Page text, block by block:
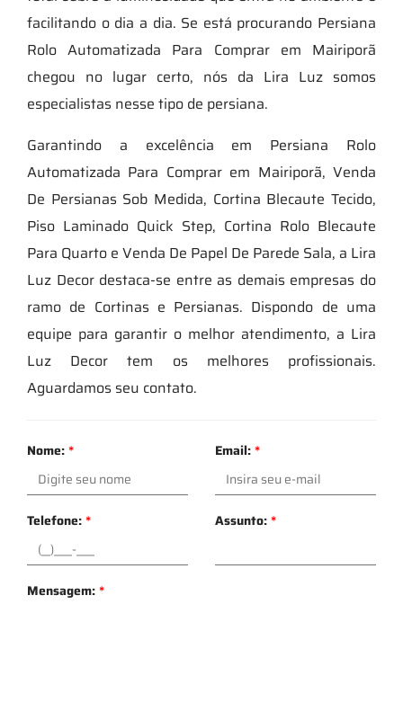
facilitando o dia a dia. Se está procurando Persiana
Rolo Automatizada Para Comprar em Mairiporã
chegou no lugar certo, nós da Lira Luz somos
especialistas nesse tipo de persiana.
Garantindo a excelência em Persiana Rolo
Automatizada Para Comprar em Mairiporã, Venda
De Persianas Sob Medida, Cortina Blecaute Tecido,
Piso Laminado Quick Step, Cortina Rolo Blecaute
Para Quarto e Venda De Papel De Parede Sala, a Lira
Luz Decor destaca-se entre as demais empresas do
ramo de Cortinas e Persianas. Dispondo de uma
equipe para garantir o melhor atendimento, a Lira
Luz Decor tem os melhores profissionais.
Aguardamos seu contato.
Nome:* Email:*
Telefone:* Assunto:*
Mensagem:*